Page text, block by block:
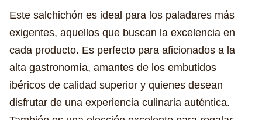
Este salchichón es ideal para los paladares más
exigentes, aquellos que buscan la excelencia en
cada producto. Es perfecto para aficionados a la
alta gastronomía, amantes de los embutidos
ibéricos de calidad superior y quienes desean
disfrutar de una experiencia culinaria auténtica.